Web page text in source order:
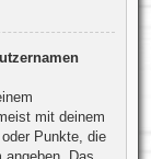
mit deinem
Punkte, die